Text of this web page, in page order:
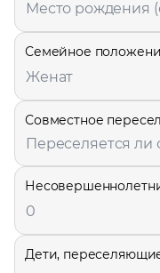
Семейное
Переселяется ли
Совместное
Дети,